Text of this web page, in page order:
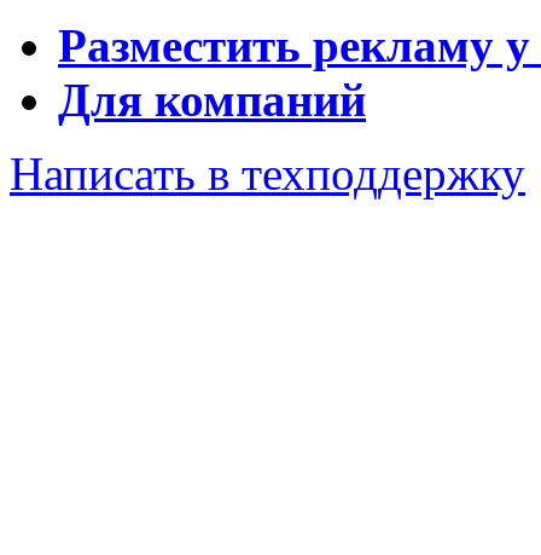
Разместить рекламу у
Для компаний
Написать в техподдержку